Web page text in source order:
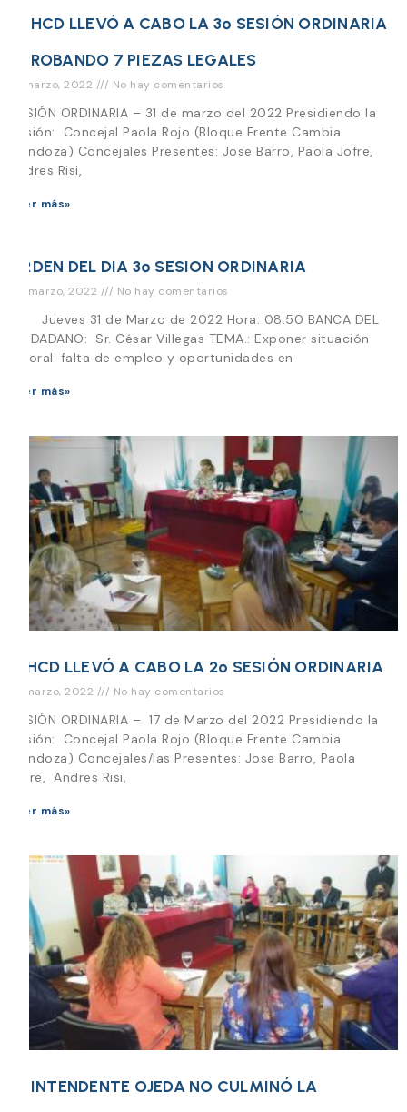
EL HCD LLEVÓ A CABO LA 3º SESIÓN ORDINARIA
APROBANDO 7 PIEZAS LEGALES
31 marzo, 2022 No hay comentarios
SESIÓN ORDINARIA – 31 de marzo del 2022 Presidiendo la
Sesión: Concejal Paola Rojo (Bloque Frente Cambia
Mendoza) Concejales Presentes: Jose Barro, Paola Jofre,
Andres Risi,
Leer más»
ORDEN DEL DIA 3º SESION ORDINARIA
30 marzo, 2022 No hay comentarios
Día Jueves 31 de Marzo de 2022 Hora: 08:50 BANCA DEL
CIUDADANO: Sr. César Villegas TEMA.: Exponer situación
laboral: falta de empleo y oportunidades en
Leer más»
El HCD LLEVÓ A CABO LA 2º SESIÓN ORDINARIA
18 marzo, 2022 No hay comentarios
SESIÓN ORDINARIA – 17 de Marzo del 2022 Presidiendo la
Sesión: Concejal Paola Rojo (Bloque Frente Cambia
Mendoza) Concejales/las Presentes: Jose Barro, Paola
Jofre, Andres Risi,
Leer más»
EL INTENDENTE OJEDA NO CULMINÓ LA